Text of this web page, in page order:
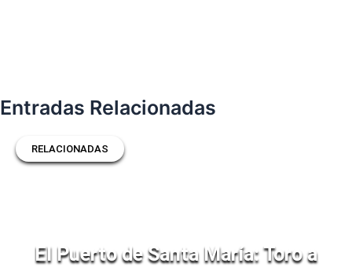
Entradas Relacionadas
RELACIONADAS
El Puerto de Santa María: Toro a